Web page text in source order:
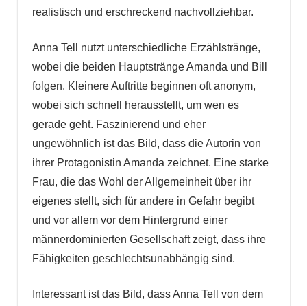
realistisch und erschreckend nachvollziehbar.
Anna Tell nutzt unterschiedliche Erzählstränge,
wobei die beiden Hauptstränge Amanda und Bill
folgen. Kleinere Auftritte beginnen oft anonym,
wobei sich schnell herausstellt, um wen es
gerade geht. Faszinierend und eher
ungewöhnlich ist das Bild, dass die Autorin von
ihrer Protagonistin Amanda zeichnet. Eine starke
Frau, die das Wohl der Allgemeinheit über ihr
eigenes stellt, sich für andere in Gefahr begibt
und vor allem vor dem Hintergrund einer
männerdominierten Gesellschaft zeigt, dass ihre
Fähigkeiten geschlechtsunabhängig sind.
Interessant ist das Bild, dass Anna Tell von dem